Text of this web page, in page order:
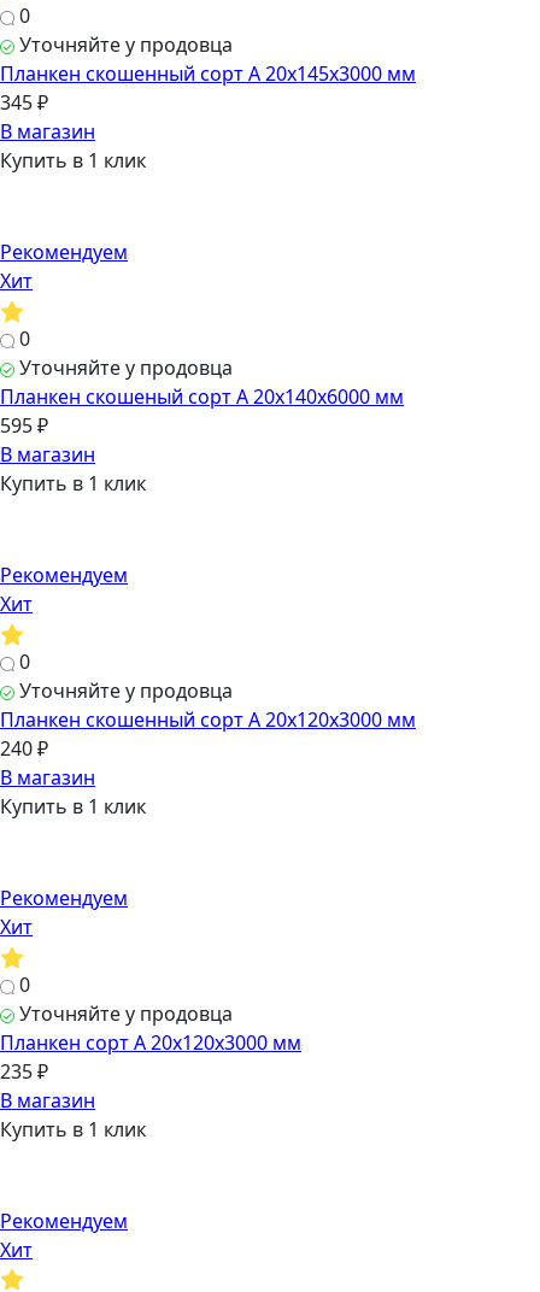
0
Уточняйте у продовца
Планкен скошенный сорт А 20х145х3000 мм
345 ₽
В магазин
Купить в 1 клик
Рекомендуем
Хит
0
Уточняйте у продовца
Планкен скошеный сорт А 20х140х6000 мм
595 ₽
В магазин
Купить в 1 клик
Рекомендуем
Хит
0
Уточняйте у продовца
Планкен скошенный сорт А 20х120х3000 мм
240 ₽
В магазин
Купить в 1 клик
Рекомендуем
Хит
0
Уточняйте у продовца
Планкен сорт А 20х120х3000 мм
235 ₽
В магазин
Купить в 1 клик
Рекомендуем
Хит